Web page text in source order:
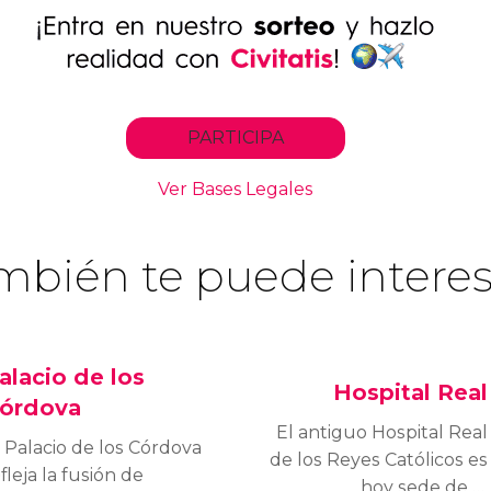
te puede
de los
Palacio de los Córdova
la fusión de
Hospital Real
El antiguo Hospital Real
de los Reyes Católicos es